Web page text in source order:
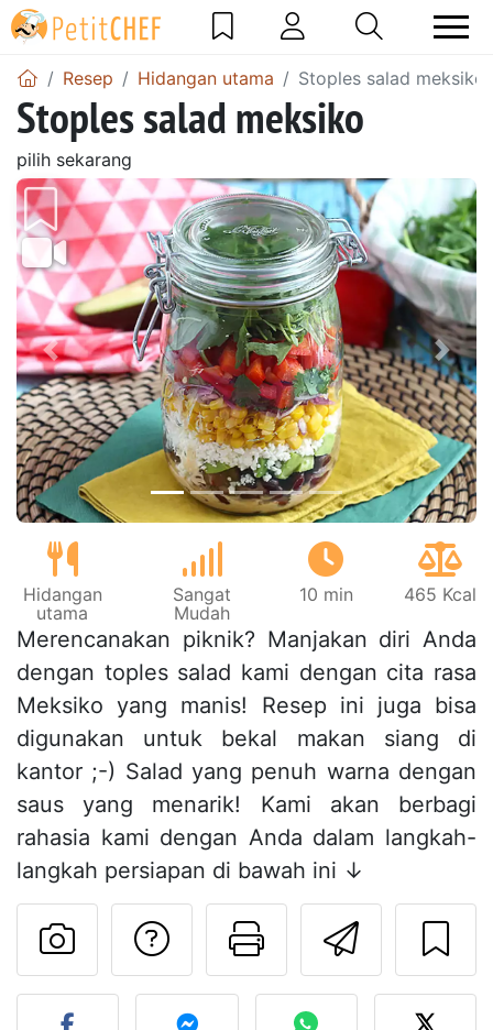
Resep Hidangan utama Stoples salad meksiko
Stoples salad meksiko
pilih sekarang
Sebelumnya
Hidangan
utama
Sangat
Mudah
10 min 465 Kcal
Merencanakan piknik? Manjakan diri Anda
dengan toples salad kami dengan cita rasa
Meksiko yang manis! Resep ini juga bisa
digunakan untuk bekal makan siang di
kantor ;-) Salad yang penuh warna dengan
saus yang menarik! Kami akan berbagi
rahasia kami dengan Anda dalam langkah-
langkah persiapan di bawah ini ↓
Kirim
Cetak
Mengajukan
Unggah foto Anda dari